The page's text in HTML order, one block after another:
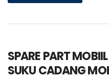
SPARE PART
SUKU CADANG